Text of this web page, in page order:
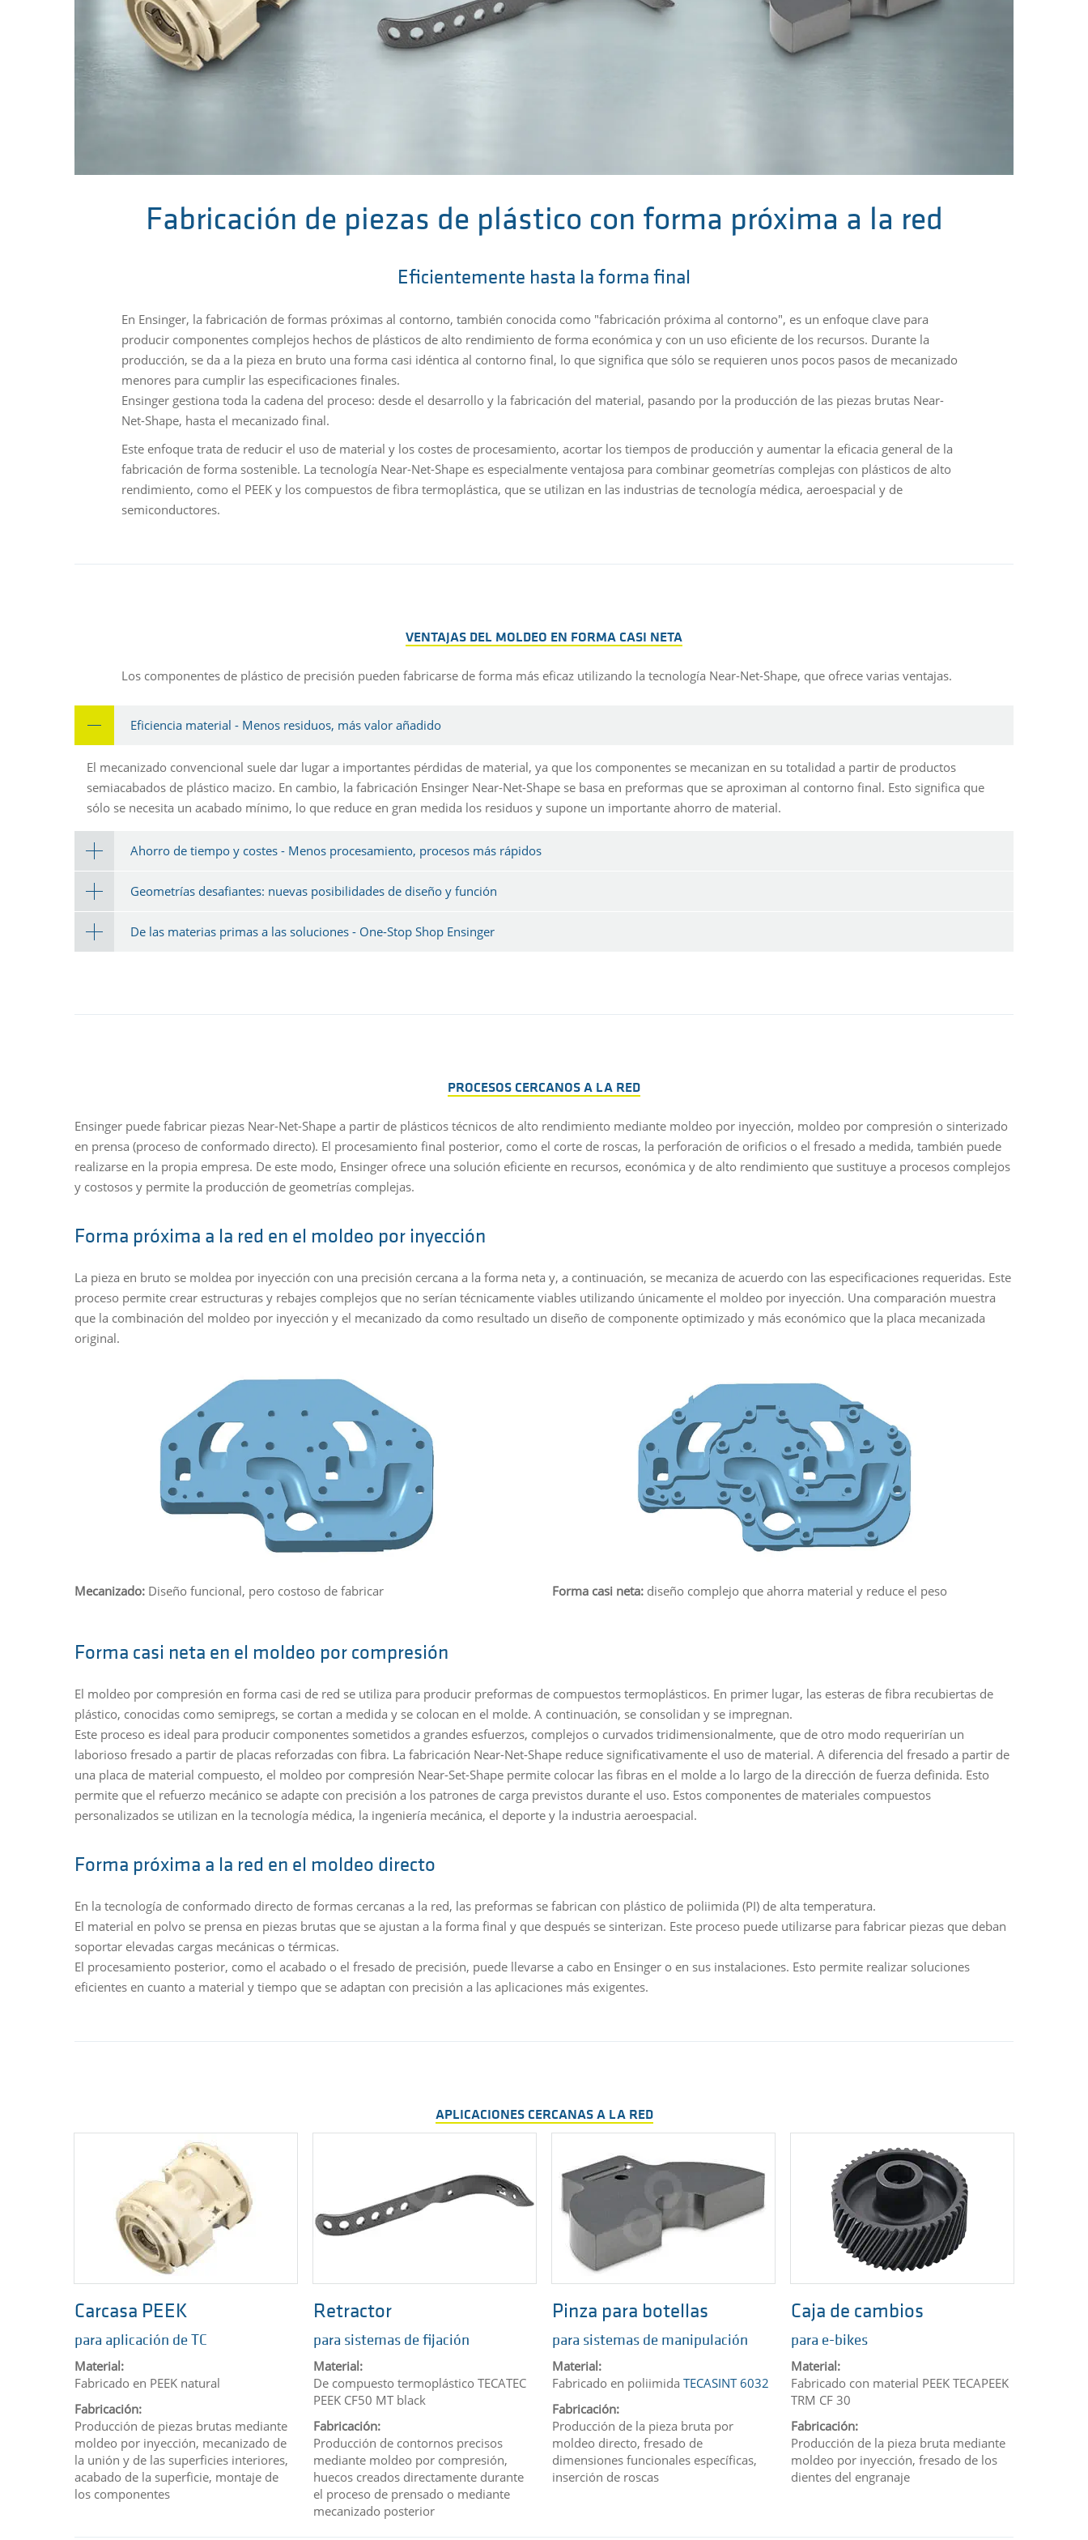
Fabricación de piezas de plástico con forma próxima a la red
Eficientemente hasta la forma final
En Ensinger, la fabricación de formas próximas al contorno, también conocida como "fabricación próxima al contorno", es un enfoque clave para
producir componentes complejos hechos de plásticos de alto rendimiento de forma económica y con un uso eficiente de los recursos. Durante la
producción, se da a la pieza en bruto una forma casi idéntica al contorno final, lo que significa que sólo se requieren unos pocos pasos de mecanizado
menores para cumplir las especificaciones finales.
Ensinger gestiona toda la cadena del proceso: desde el desarrollo y la fabricación del material, pasando por la producción de las piezas brutas Near-
Net-Shape, hasta el mecanizado final.
Este enfoque trata de reducir el uso de material y los costes de procesamiento, acortar los tiempos de producción y aumentar la eficacia general de la
fabricación de forma sostenible. La tecnología Near-Net-Shape es especialmente ventajosa para combinar geometrías complejas con plásticos de alto
rendimiento, como el PEEK y los compuestos de fibra termoplástica, que se utilizan en las industrias de tecnología médica, aeroespacial y de
semiconductores.
VENTAJAS DEL MOLDEO EN FORMA CASI NETA
Los componentes de plástico de precisión pueden fabricarse de forma más eficaz utilizando la tecnología Near-Net-Shape, que ofrece varias ventajas.
Eficiencia material - Menos residuos, más valor añadido
El mecanizado convencional suele dar lugar a importantes pérdidas de material, ya que los componentes se mecanizan en su totalidad a partir de productos
semiacabados de plástico macizo. En cambio, la fabricación Ensinger Near-Net-Shape se basa en preformas que se aproximan al contorno final. Esto significa que
sólo se necesita un acabado mínimo, lo que reduce en gran medida los residuos y supone un importante ahorro de material.
Ahorro de tiempo y costes - Menos procesamiento, procesos más rápidos
Geometrías desafiantes: nuevas posibilidades de diseño y función
De las materias primas a las soluciones - One-Stop Shop Ensinger
PROCESOS CERCANOS A LA RED
Ensinger puede fabricar piezas Near-Net-Shape a partir de plásticos técnicos de alto rendimiento mediante moldeo por inyección, moldeo por compresión o sinterizado
en prensa (proceso de conformado directo). El procesamiento final posterior, como el corte de roscas, la perforación de orificios o el fresado a medida, también puede
realizarse en la propia empresa. De este modo, Ensinger ofrece una solución eficiente en recursos, económica y de alto rendimiento que sustituye a procesos complejos
y costosos y permite la producción de geometrías complejas.
Forma próxima a la red en el moldeo por inyección
La pieza en bruto se moldea por inyección con una precisión cercana a la forma neta y, a continuación, se mecaniza de acuerdo con las especificaciones requeridas. Este
proceso permite crear estructuras y rebajes complejos que no serían técnicamente viables utilizando únicamente el moldeo por inyección. Una comparación muestra
que la combinación del moldeo por inyección y el mecanizado da como resultado un diseño de componente optimizado y más económico que la placa mecanizada
original.
Mecanizado: Diseño funcional, pero costoso de fabricar Forma casi neta: diseño complejo que ahorra material y reduce el peso
Forma casi neta en el moldeo por compresión
El moldeo por compresión en forma casi de red se utiliza para producir preformas de compuestos termoplásticos. En primer lugar, las esteras de fibra recubiertas de
plástico, conocidas como semipregs, se cortan a medida y se colocan en el molde. A continuación, se consolidan y se impregnan.
Este proceso es ideal para producir componentes sometidos a grandes esfuerzos, complejos o curvados tridimensionalmente, que de otro modo requerirían un
laborioso fresado a partir de placas reforzadas con fibra. La fabricación Near-Net-Shape reduce significativamente el uso de material. A diferencia del fresado a partir de
una placa de material compuesto, el moldeo por compresión Near-Set-Shape permite colocar las fibras en el molde a lo largo de la dirección de fuerza definida. Esto
permite que el refuerzo mecánico se adapte con precisión a los patrones de carga previstos durante el uso. Estos componentes de materiales compuestos
personalizados se utilizan en la tecnología médica, la ingeniería mecánica, el deporte y la industria aeroespacial.
Forma próxima a la red en el moldeo directo
En la tecnología de conformado directo de formas cercanas a la red, las preformas se fabrican con plástico de poliimida (PI) de alta temperatura.
El material en polvo se prensa en piezas brutas que se ajustan a la forma final y que después se sinterizan. Este proceso puede utilizarse para fabricar piezas que deban
soportar elevadas cargas mecánicas o térmicas.
El procesamiento posterior, como el acabado o el fresado de precisión, puede llevarse a cabo en Ensinger o en sus instalaciones. Esto permite realizar soluciones
eficientes en cuanto a material y tiempo que se adaptan con precisión a las aplicaciones más exigentes.
APLICACIONES CERCANAS A LA RED
Carcasa PEEK
para aplicación de TC
Material:
Fabricado en PEEK natural
Fabricación:
Producción de piezas brutas mediante
moldeo por inyección, mecanizado de
la unión y de las superficies interiores,
acabado de la superficie, montaje de
los componentes
Retractor
para sistemas de fijación
Material:
De compuesto termoplástico TECATEC
PEEK CF50 MT black
Fabricación:
Producción de contornos precisos
mediante moldeo por compresión,
huecos creados directamente durante
el proceso de prensado o mediante
mecanizado posterior
Pinza para botellas
para sistemas de manipulación
Material:
Fabricado en poliimida TECASINT 6032
Fabricación:
Producción de la pieza bruta por
moldeo directo, fresado de
dimensiones funcionales específicas,
inserción de roscas
Caja de cambios
para e-bikes
Material:
Fabricado con material PEEK TECAPEEK
TRM CF 30
Fabricación:
Producción de la pieza bruta mediante
moldeo por inyección, fresado de los
dientes del engranaje